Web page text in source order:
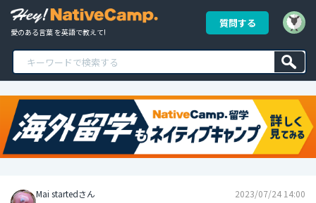
愛のある言葉 を英語で教えて!
質問する
Mai startedさん 2023/07/24 14:00